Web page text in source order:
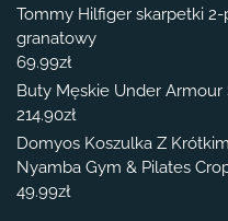
Tommy Hilfiger skarpetki
granatowy
69.99zł
Buty Męskie Under Armour
214.90zł
Domyos Koszulka Z
Nyamba Gym & Pilates
49.99zł